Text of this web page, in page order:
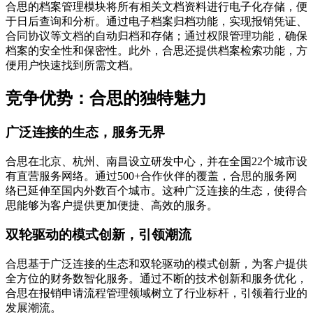
合思的档案管理模块将所有相关文档资料进行电子化存储，便
于日后查询和分析。通过电子档案归档功能，实现报销凭证、
合同协议等文档的自动归档和存储；通过权限管理功能，确保
档案的安全性和保密性。此外，合思还提供档案检索功能，方
便用户快速找到所需文档。
竞争优势：合思的独特魅力
广泛连接的生态，服务无界
合思在北京、杭州、南昌设立研发中心，并在全国22个城市设
有直营服务网络。通过500+合作伙伴的覆盖，合思的服务网
络已延伸至国内外数百个城市。这种广泛连接的生态，使得合
思能够为客户提供更加便捷、高效的服务。
双轮驱动的模式创新，引领潮流
合思基于广泛连接的生态和双轮驱动的模式创新，为客户提供
全方位的财务数智化服务。通过不断的技术创新和服务优化，
合思在报销申请流程管理领域树立了行业标杆，引领着行业的
发展潮流。